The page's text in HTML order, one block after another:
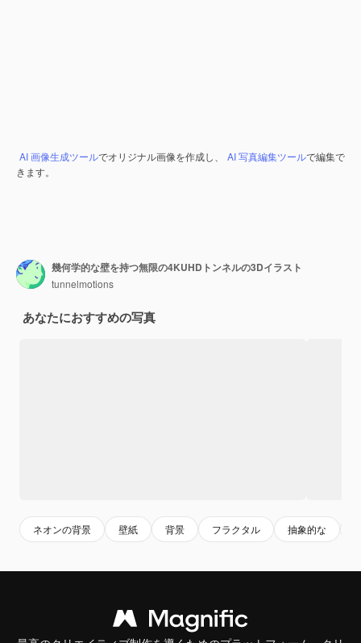
AI 画像生成ツールでオリジナル画像を作成し、 AI 写真編集ツールで編集で
きます。
幾何学的な壁を持つ無限の4KUHDトンネルの3Dイラスト
tunnelmotions
あなたにおすすめの写真
ネオンの背景 壁紙 背景 フラクタル 抽象的な